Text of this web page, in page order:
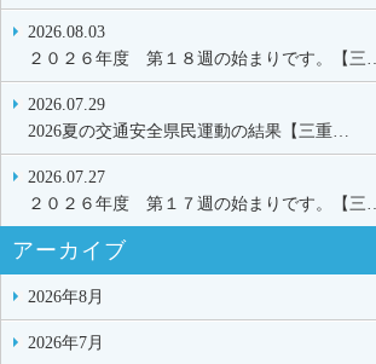
2026.08.03
２０２６年度 第１８週の始まりです。【三…
2026.07.29
2026夏の交通安全県民運動の結果【三重…
2026.07.27
２０２６年度 第１７週の始まりです。【三…
アーカイブ
2026年8月
2026年7月